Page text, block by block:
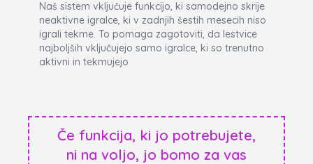
Naš sistem vključuje funkcijo, ki samodejno skrije
neaktivne igralce, ki v zadnjih šestih mesecih niso
igrali tekme. To pomaga zagotoviti, da lestvice
najboljših vključujejo samo igralce, ki so trenutno
aktivni in tekmujejo
Če funkcija, ki jo potrebujete,
ni na voljo, jo bomo za vas